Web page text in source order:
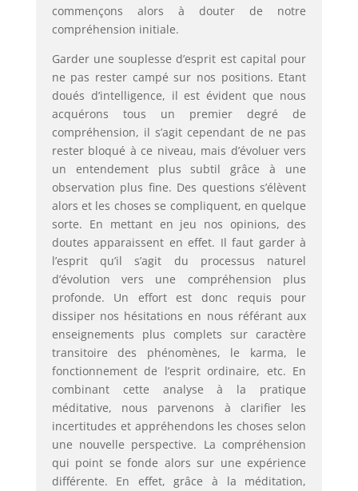
commençons alors à douter de notre
compréhension initiale.
Garder une souplesse d’esprit est capital pour
ne pas rester campé sur nos positions. Etant
doués d’intelligence, il est évident que nous
acquérons tous un premier degré de
compréhension, il s’agit cependant de ne pas
rester bloqué à ce niveau, mais d’évoluer vers
un entendement plus subtil grâce à une
observation plus fine. Des questions s’élèvent
alors et les choses se compliquent, en quelque
sorte. En mettant en jeu nos opinions, des
doutes apparaissent en effet. Il faut garder à
l’esprit qu’il s’agit du processus naturel
d’évolution vers une compréhension plus
profonde. Un effort est donc requis pour
dissiper nos hésitations en nous référant aux
enseignements plus complets sur caractère
transitoire des phénomènes, le karma, le
fonctionnement de l’esprit ordinaire, etc. En
combinant cette analyse à la pratique
méditative, nous parvenons à clarifier les
incertitudes et appréhendons les choses selon
une nouvelle perspective. La compréhension
qui point se fonde alors sur une expérience
différente. En effet, grâce à la méditation,